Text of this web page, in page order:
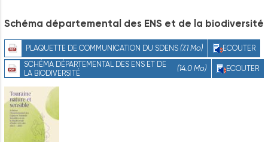
Schéma départemental des ENS et de la biodiversité
PLAQUETTE DE COMMUNICATION DU SDENS (7.1 Mo)
ECOUTER
SCHÉMA DÉPARTEMENTAL DES ENS ET DE
LA BIODIVERSITÉ
(14.0 Mo) ECOUTER